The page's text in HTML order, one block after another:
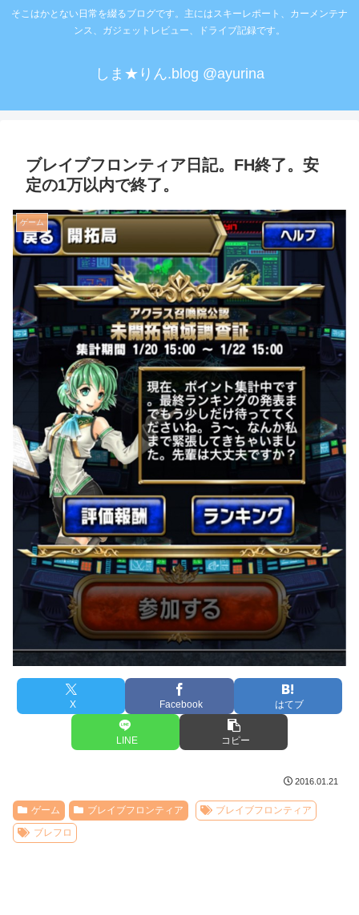
そこはかとない日常を綴るブログです。主にはスキーレポート、カーメンテナ
ンス、ガジェットレビュー、ドライブ記録です。
しま★りん.blog @ayurina
ブレイブフロンティア日記。FH終了。安
定の1万以内で終了。
ゲーム
X Facebook はてブ
LINE コピー
2016.01.21
ゲーム ブレイブフロンティア
ブレイブフロンティア
ブレフロ